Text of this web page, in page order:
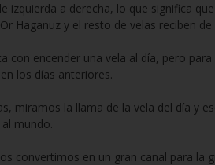
izquierda a derecha, lo que significa
Haganuz y el resto de velas reciben de
con encender una vela al día, pero
los días anteriores.
miramos la llama de la vela del día y
mundo.
convertimos en un gran canal para la